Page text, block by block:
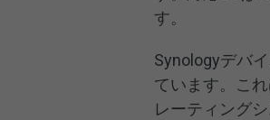
す。
Synologyデバ
ています。こ
レーティング